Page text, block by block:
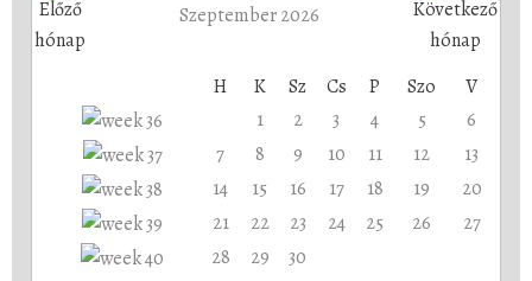
Szeptember 2026
H K Sz Cs P Szo
V
1
2 3 4 5
6
7
8 9 10 11 12
13
14
15 16 17 18 19
20
21
22 23 24 25 26
27
28
29 30